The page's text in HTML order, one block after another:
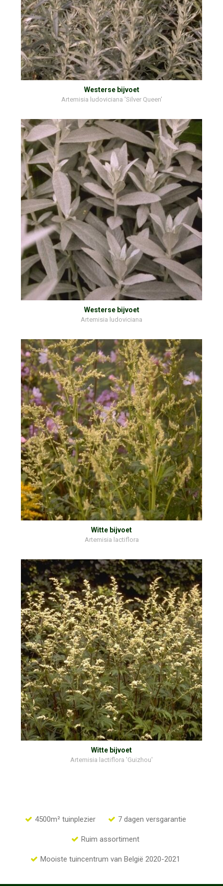
Westerse bijvoet
Artemisia ludoviciana 'Silver Queen'
Westerse bijvoet
Artemisia ludoviciana
Witte bijvoet
Artemisia lactiflora
Witte bijvoet
Artemisia lactiflora 'Guizhou'
4500m² tuinplezier 7 dagen versgarantie
Ruim assortiment
Mooiste tuincentrum van België 2020-2021